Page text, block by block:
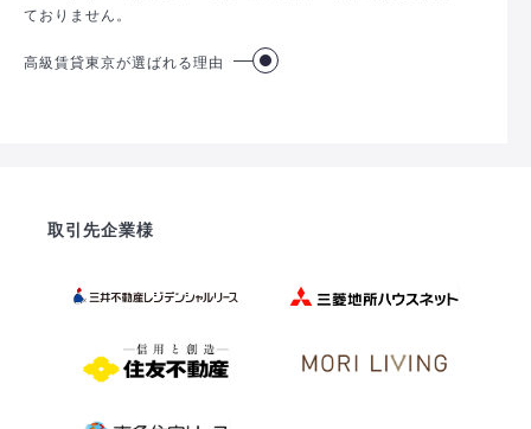
ておりません。
高級賃貸東京が選ばれる理由
取引先企業様